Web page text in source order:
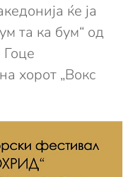
ќе ја
та ка бум“ од
хорот „Вокс